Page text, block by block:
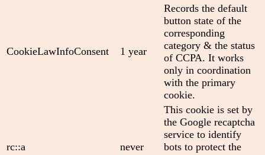
CookieLawInfoConsent 1 year
Records the default
button state of the
corresponding
category & the status
of CCPA. It works
only in coordination
with the primary
cookie.
rc::a never
This cookie is set by
the Google recaptcha
service to identify
bots to protect the